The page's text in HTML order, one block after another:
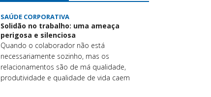
SAÚDE CORPORATIVA
Solidão no trabalho: uma ameaça
perigosa e silenciosa
Quando o colaborador não está
necessariamente sozinho, mas os
relacionamentos são de má qualidade,
produtividade e qualidade de vida caem